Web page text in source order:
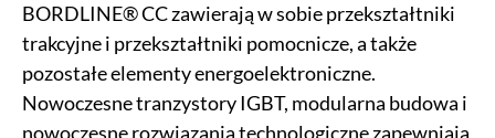
BORDLINE® CC zawierają w sobie przekształtniki
trakcyjne i przekształtniki pomocnicze, a także
pozostałe elementy energoelektroniczne.
Nowoczesne tranzystory IGBT, modularna budowa i
nowoczesne rozwiązania technologiczne zapewniają